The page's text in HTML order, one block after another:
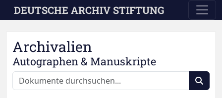
Skip to main content
DEUTSCHE ARCHIV STIFTUNG
Archivalien
Autographen & Manuskripte